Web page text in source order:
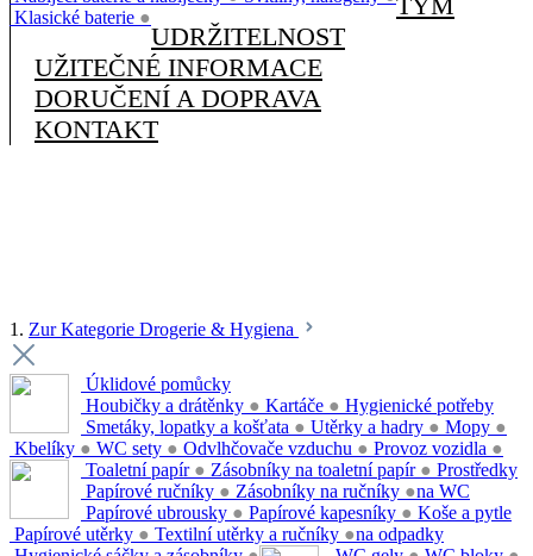
Klasické baterie ●
UDRŽITELNOST
UŽITEČNÉ INFORMACE
DORUČENÍ A DOPRAVA
KONTAKT
1. Zur Kategorie Drogerie & Hygiena
Úklidové pomůcky
Houbičky a drátěnky ● Kartáče ●
Smetáky, lopatky a košťata ● Utěrky a hadry ● Mopy ●
Kbelíky ● WC sety ● Odvlhčovače vzduchu ● Provoz vozidla ●
Hygienické potřeby
Toaletní papír ● Zásobníky na toaletní papír ●
Papírové ručníky ● Zásobníky na ručníky ●
Papírové ubrousky ● Papírové kapesníky ●
Papírové utěrky ● Textilní utěrky a ručníky ●
Prostředky
na WC
Koše a pytle
na odpadky